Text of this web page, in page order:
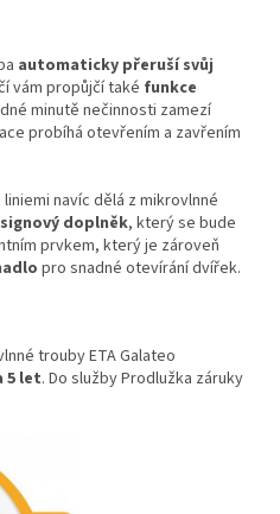
automaticky přeruší svůj
vám propůjčí také funkce
minutě nečinnosti zamezí
probíhá otevřením a zavřením
navíc dělá z mikrovlnné
doplněk, který se bude
prvkem, který je zároveň
pro snadné otevírání dvířek.
trouby ETA Galateo
5 let. Do služby Prodlužka záruky